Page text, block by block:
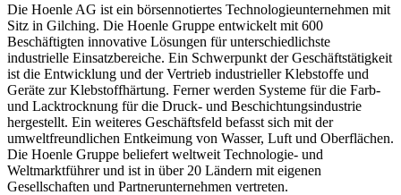
Die Hoenle AG ist ein börsennotiertes Technologieunternehmen mit
Sitz in Gilching. Die Hoenle Gruppe entwickelt mit 600
Beschäftigten innovative Lösungen für unterschiedlichste
industrielle Einsatzbereiche. Ein Schwerpunkt der Geschäftstätigkeit
ist die Entwicklung und der Vertrieb industrieller Klebstoffe und
Geräte zur Klebstoffhärtung. Ferner werden Systeme für die Farb-
und Lacktrocknung für die Druck- und Beschichtungsindustrie
hergestellt. Ein weiteres Geschäftsfeld befasst sich mit der
umweltfreundlichen Entkeimung von Wasser, Luft und Oberflächen.
Die Hoenle Gruppe beliefert weltweit Technologie- und
Weltmarktführer und ist in über 20 Ländern mit eigenen
Gesellschaften und Partnerunternehmen vertreten.